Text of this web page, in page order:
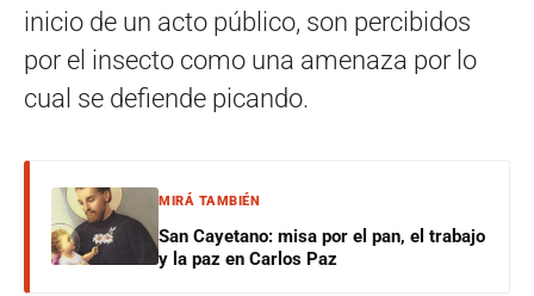
inicio de un acto público, son percibidos
por el insecto como una amenaza por lo
cual se defiende picando.
MIRÁ TAMBIÉN
San Cayetano: misa por el pan, el trabajo
y la paz en Carlos Paz